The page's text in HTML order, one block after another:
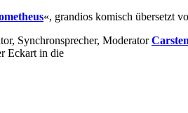
«, grandios komisch übersetzt
Synchronsprecher, Moderator
Eckart in die